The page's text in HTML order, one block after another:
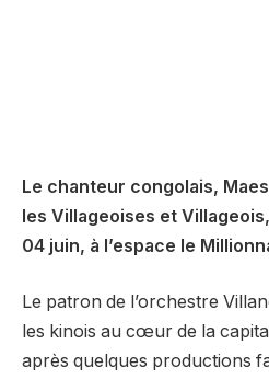
Le chanteur congolais,
les Villageoises et
04 juin, à l’espace le
Le patron de l’orchestre
les kinois au cœur de la
après quelques productions